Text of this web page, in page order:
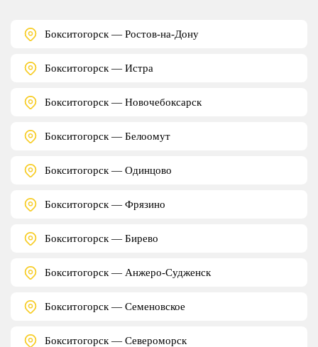
Бокситогорск — Ростов-на-Дону
Бокситогорск — Истра
Бокситогорск — Новочебоксарск
Бокситогорск — Белоомут
Бокситогорск — Одинцово
Бокситогорск — Фрязино
Бокситогорск — Бирево
Бокситогорск — Анжеро-Судженск
Бокситогорск — Семеновское
Бокситогорск — Североморск